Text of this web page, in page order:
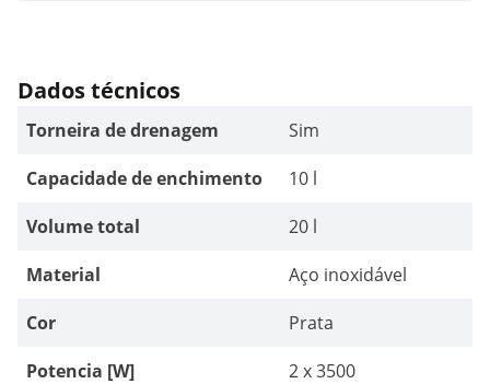
Dados técnicos
Torneira de drenagem
Sim
Capacidade de enchimento
10 l
Volume total
20 l
Material
Aço inoxidável
Cor
Prata
Potencia [W]
2 x 3500